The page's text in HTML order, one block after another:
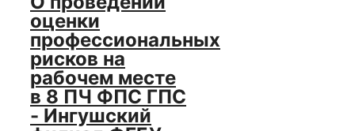
оценки
профессиональных
рисков на
рабочем месте
в 8 ПЧ ФПС ГПС
- Ингушский